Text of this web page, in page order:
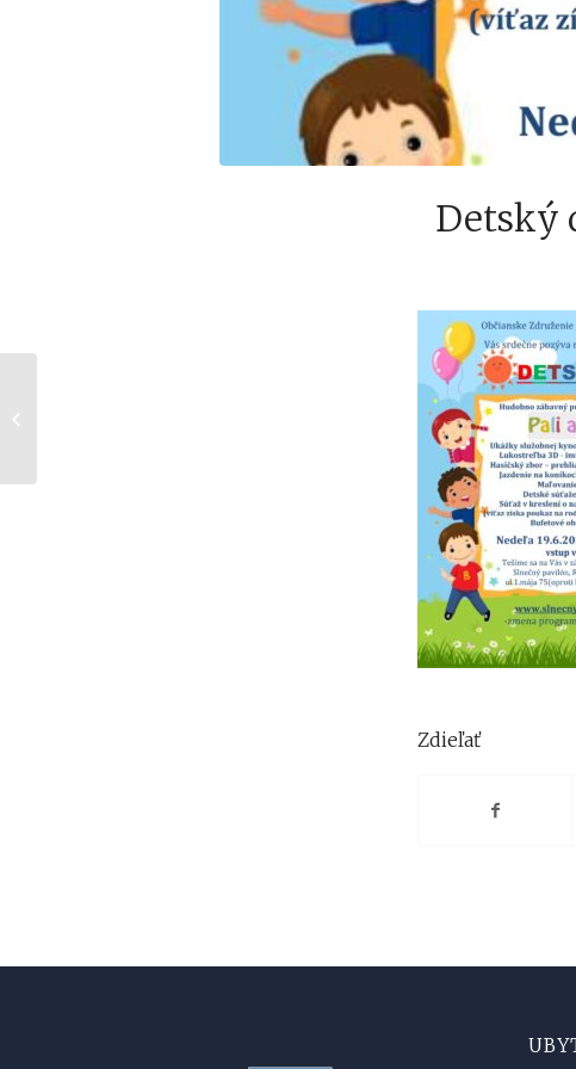
Detský
Zdieľať